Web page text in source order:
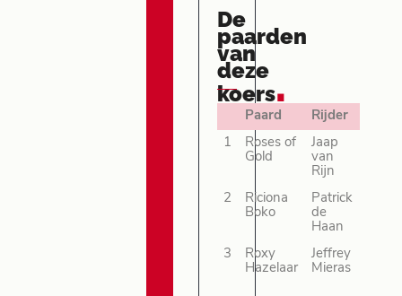
De
paarden
van
deze
koers.
Paard
Rijder
1
Roses of
Gold
Jaap
van
Rijn
2
Riciona
Boko
Patrick
de
Haan
3
Roxy
Hazelaar
Jeffrey
Mieras